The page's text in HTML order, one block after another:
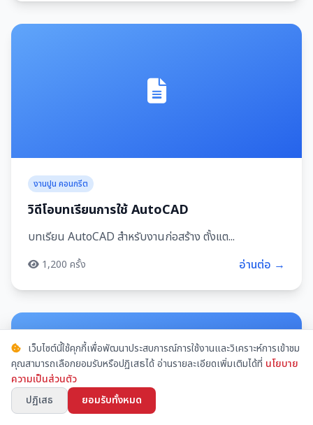
งานปูน คอนกรีต
วิดีโอบทเรียนการใช้ AutoCAD
บทเรียน AutoCAD สำหรับงานก่อสร้าง ตั้งแต...
1,200 ครั้ง อ่านต่อ →
เว็บไซต์นี้ใช้คุกกี้เพื่อพัฒนาประสบการณ์การใช้งานและวิเคราะห์การเข้าชม
คุณสามารถเลือกยอมรับหรือปฏิเสธได้ อ่านรายละเอียดเพิ่มเติมได้ที่ นโยบาย
ความเป็นส่วนตัว
ปฏิเสธ
ยอมรับทั้งหมด